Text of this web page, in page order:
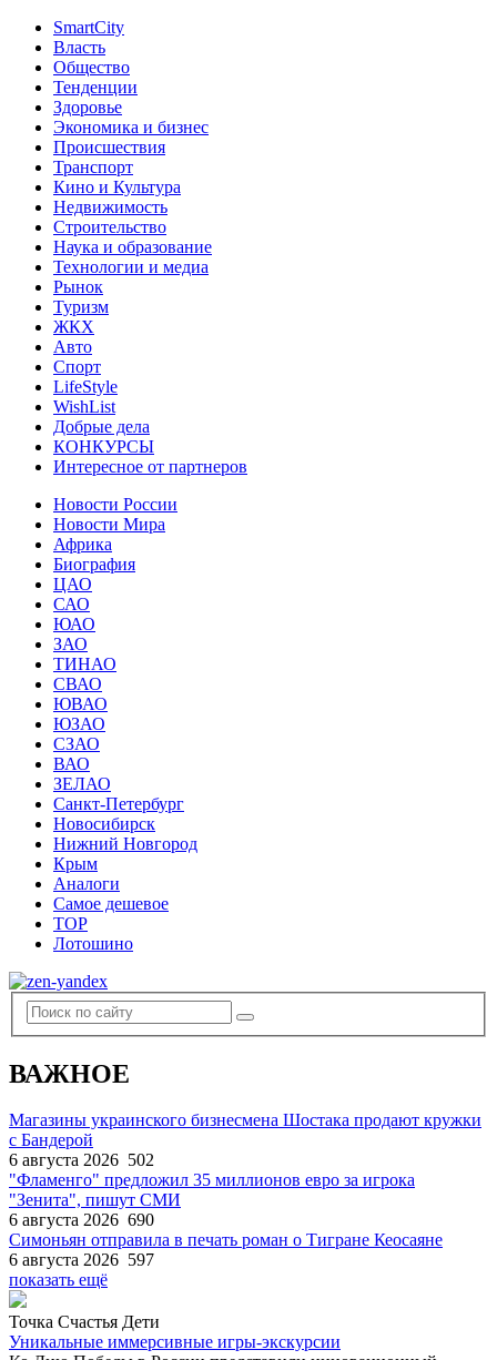
SmartCity
Власть
Общество
Тенденции
Здоровье
Экономика и бизнес
Происшествия
Транспорт
Кино и Культура
Недвижимость
Строительство
Наука и образование
Технологии и медиа
Рынок
Туризм
ЖКХ
Авто
Спорт
LifeStyle
WishList
Добрые дела
КОНКУРСЫ
Интересное от партнеров
Новости России
Новости Мира
Африка
Биография
ЦАО
САО
ЮАО
ЗАО
ТИНАО
СВАО
ЮВАО
ЮЗАО
СЗАО
ВАО
ЗЕЛАО
Санкт-Петербург
Новосибирск
Нижний Новгород
Крым
Аналоги
Самое дешевое
TOP
Лотошино
ВАЖНОЕ
Магазины украинского бизнесмена Шостака продают кружки
с Бандерой
6 августа 2026 502
"Фламенго" предложил 35 миллионов евро за игрока
"Зенита", пишут СМИ
6 августа 2026 690
Симоньян отправила в печать роман о Тигране Кеосаяне
6 августа 2026 597
показать ещё
Точка Счастья Дети
Уникальные иммерсивные игры-экскурсии